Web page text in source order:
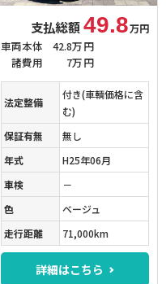
支払総額49.8万円
車両本体
42.8万円
諸費用
7万円
法定整備
付き(車輌価格に含
む)
保証有無
無し
年式
H25年06月
車検
－
色
ベージュ
走行距離
71,000km
詳細はこちら